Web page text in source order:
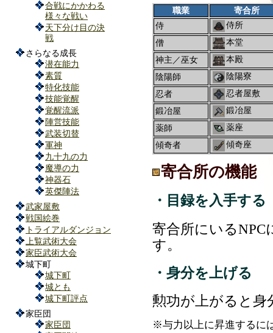
職業
寄合所
侍
侍所
僧
本堂
神主／巫女
本殿
陰陽師
陰陽寮
忍者
忍者屋敷
鍛冶屋
鍛冶屋
薬師
薬座
傾奇者
傾奇座
寄合所の機能
・目録を入手する
寄合所にいる
す。
・身分を上げる
勲功が上がると身
※与力以上に昇進するに
合戦にかかわる
様々な戦い
天下分け目の決
戦
さらなる成長
潜在能力
素質
特化技能
技能覚醒
覚醒流派
陣営技能
武装切替
軍神
九十九の力
魔導の力
神器石
英傑陣法
武家屋敷
戦国絵巻
トライアルダンジョン
上覧武術大会
家臣武術大会
城下町
城下町
城とも
城下町評点
家臣団
家臣団